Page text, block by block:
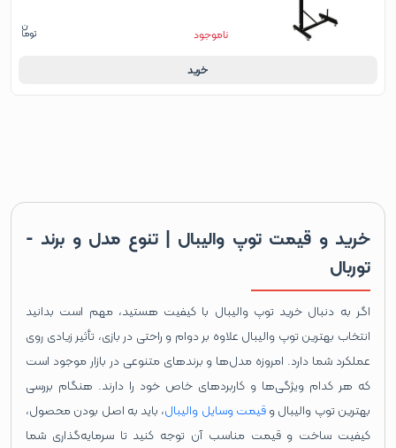
ناموجود
خرید
خرید و قیمت توپ والیبال | تنوع مدل و برند -
توربال
اگر به دنبال خرید توپ والیبال با کیفیت هستید، مهم است بدانید
انتخاب بهترین توپ والیبال علاوه بر دوام و راحتی در بازی، تأثیر زیادی روی
عملکرد شما دارد. امروزه مدل‌ها و برندهای متنوعی در بازار موجود است
که هر کدام ویژگی‌ها و کاربردهای خاص خود را دارند. هنگام بررسی
بهترین توپ والیبال وقیمت وسایل والیبال، باید به اصل بودن محصول،
کیفیت ساخت و قیمت مناسب آن توجه کنید تا سرمایه‌گذاری شما